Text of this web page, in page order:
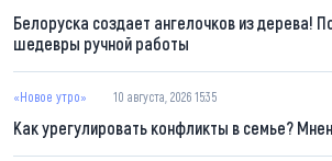
Белоруска создает ангелочков из дерева!
шедевры ручной работы
«Новое утро» 10 августа, 2026 15:35
Как урегулировать конфликты в семье?